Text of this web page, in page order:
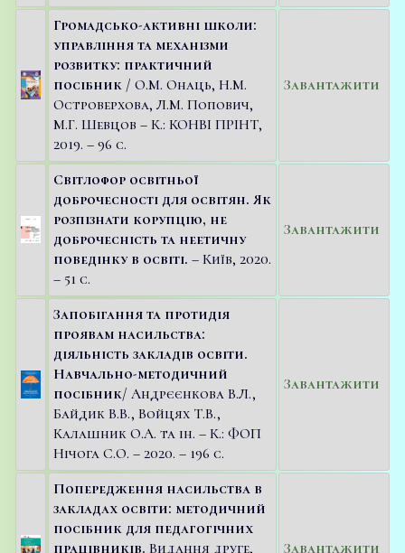
Громадсько-активні школи:
управління та механізми
розвитку: практичний
посібник / О.М. Онаць, Н.М.
Островерхова, Л.М. Попович,
М.Г. Шевцов – К.: КОНВІ ПРІНТ,
2019. – 96 с.
Завантажити
Світлофор освітньої
доброчесності для освітян. Як
розпізнати корупцію, не
доброчесність та неетичну
поведінку в освіті. – Київ, 2020.
– 51 с.
Завантажити
Запобігання та протидія
проявам насильства:
діяльність закладів освіти.
Навчально-методичний
посібник/ Андрєєнкова В.Л.,
Байдик В.В., Войцях Т.В.,
Калашник О.А. та ін. – К.: ФОП
Нічога С.О. – 2020. – 196 с.
Завантажити
Попередження насильства в
закладах освіти: методичний
посібник для педагогічних
працівників. Видання друге,
Завантажити